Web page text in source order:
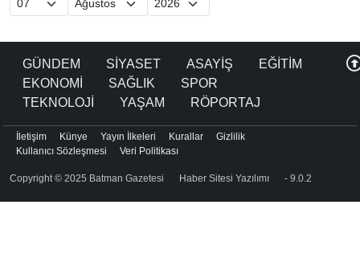
GÜNDEM SİYASET ASAYİŞ
EĞİTİM
EKONOMİ
SAĞLIK
SPOR
TEKNOLOJİ
YAŞAM RÖPORTAJ
Copyright © 2025 Batman Gazetesi Haber Sitesi Yazılımı - 9.0.2
İletişim Künye Yayın İlkeleri Kurallar
Gizlilik
Kullanıcı Sözleşmesi
Veri Politikası